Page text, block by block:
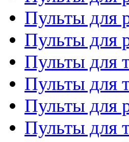
Пульты для
Пульты для
Пульты для
Пульты для
Пульты для
Пульты для